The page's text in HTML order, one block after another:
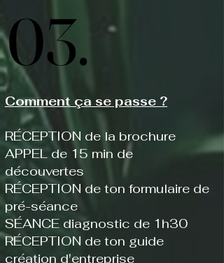
03.
03.
Comment ça se passe ?
RÉCEPTION de la brochure
​APPEL de 15 min de
découvertes
RÉCEPTION de ton formulaire de
pré-séance
SÉANCE diagnostic de 1h30
RÉCEPTION de ton guide
création d'entreprise